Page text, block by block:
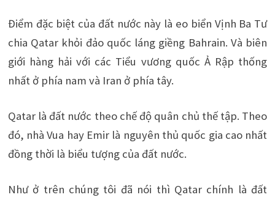
Điểm đặc biệt của đất nước này là eo biển Vịnh Ba Tư
chia Qatar khỏi đảo quốc láng giềng Bahrain. Và biên
giới hàng hải với các Tiểu vương quốc Ả Rập thống
nhất ở phía nam và Iran ở phía tây.
Qatar là đất nước theo chế độ quân chủ thế tập. Theo
đó, nhà Vua hay Emir là nguyên thủ quốc gia cao nhất
đồng thời là biểu tượng của đất nước.
Như ở trên chúng tôi đã nói thì Qatar chính là đất